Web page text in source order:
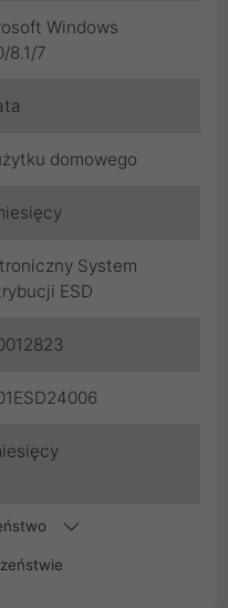
Windows
8.1/7
domowego
System
ESD